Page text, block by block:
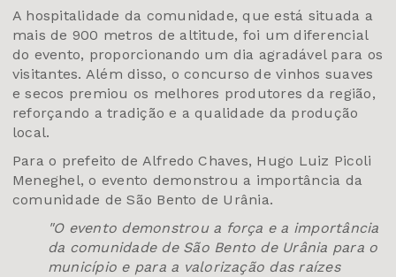
A hospitalidade da comunidade, que está situada a
mais de 900 metros de altitude, foi um diferencial
do evento, proporcionando um dia agradável para os
visitantes. Além disso, o concurso de vinhos suaves
e secos premiou os melhores produtores da região,
reforçando a tradição e a qualidade da produção
local.
Para o prefeito de Alfredo Chaves, Hugo Luiz Picoli
Meneghel, o evento demonstrou a importância da
comunidade de São Bento de Urânia.
"O evento demonstrou a força e a importância
da comunidade de São Bento de Urânia para o
município e para a valorização das raízes